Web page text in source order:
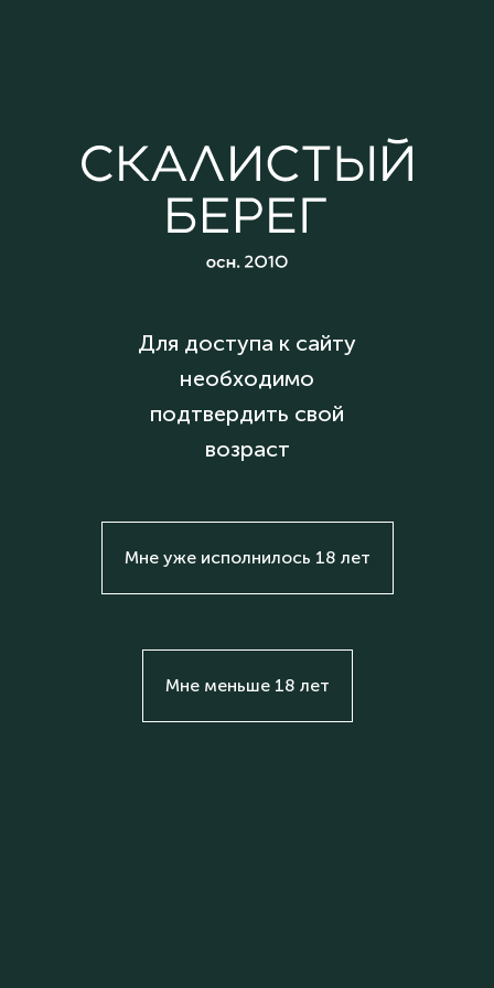
Для доступа к сайту
необходимо
подтвердить свой
возраст
Мне уже исполнилось 18 лет
Мне меньше 18 лет